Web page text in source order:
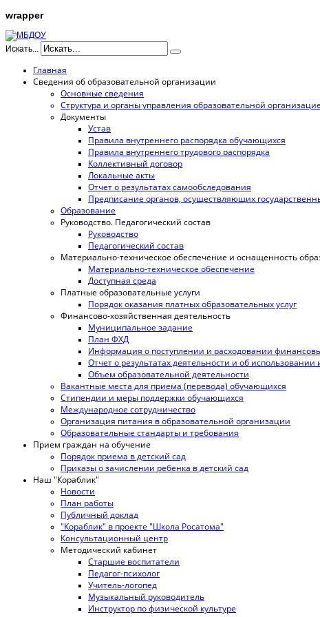
wrapper
Искать...
Главная
Сведения об образовательной организации
Основные сведения
Структура и органы управления образовательной
Документы
Устав
Правила внутреннего распорядка обучающихся
Правила внутреннего трудового распорядка
Коллективный договор
Локальные акты
Отчет о результатах самообследования
Предписание органов, осуществляющих
Образование
Руководство. Педагогический состав
Руководство
Педагогический состав
Материально-техническое обеспечение и оснащенность
Материально-техническое обеспечение
Доступная среда
Платные образовательные услуги
Порядок оказания платных образовательных услуг
Финансово-хозяйственная деятельность
Муниципальное задание
План ФХД
Информация о поступлении и расходовании
Отчет о результатах деятельности и об
Объем образовательной деятельности
Вакантные места для приема (перевода) обучающихся
Стипендии и меры поддержки обучающихся
Международное сотрудничество
Организация питания в образовательной организации
Образовательные стандарты и требования
Прием граждан на обучение
Порядок приема в детский сад
Приказы о зачислении ребенка в детский сад
Наш "Кораблик"
Новости
План работы
Публичный доклад
"Кораблик" в проекте "Школа Росатома"
Консультационный центр
Методический кабинет
Старшие воспитатели
Педагог-психолог
Учитель-логопед
Музыкальный руководитель
Инструктор по физической культуре